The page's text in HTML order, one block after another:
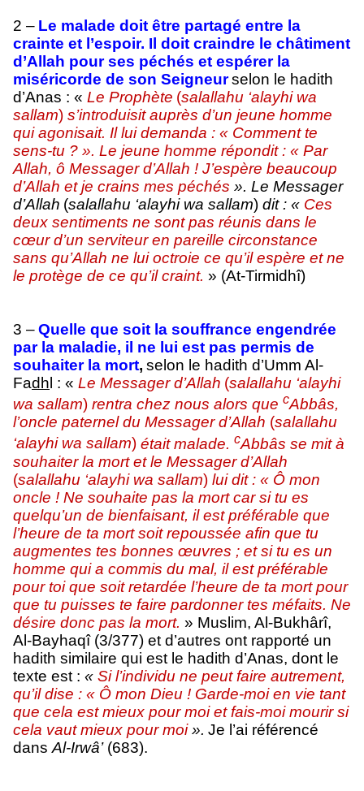
2 – Le malade doit être partagé entre la
crainte et l’espoir. Il doit craindre le châtiment
d’Allah pour ses péchés et espérer la
miséricorde de son Seigneurselon le hadith
d’Anas : « Le Prophète (salallahu ‘alayhi wa
sallam) s’introduisit auprès d’un jeune homme
qui agonisait. Il lui demanda : « Comment te
sens-tu ? ». Le jeune homme répondit : « Par
Allah, ô Messager d’Allah ! J’espère beaucoup
d’Allah et je crains mes péchés ». Le Messager
d’Allah (salallahu ‘alayhi wa sallam) dit : « Ces
deux sentiments ne sont pas réunis dans le
cœur d’un serviteur en pareille circonstance
sans qu’Allah ne lui octroie ce qu’il espère et ne
le protège de ce qu’il craint. » (At-Tirmidhî)
3 –Quelle que soit la souffrance engendrée
par la maladie, il ne lui est pas permis de
souhaiter la mort, selon le hadith d’Umm Al-
Fadh l : « Le Messager d’Allah (salallahu ‘alayhi
wa sallam) rentra chez nous alors que cAbbâs,
l’oncle paternel du Messager d’Allah (salallahu
‘alayhi wa sallam) était malade. cAbbâs se mit à
souhaiter la mort et le Messager d’Allah
(salallahu ‘alayhi wa sallam) lui dit : « Ô mon
oncle ! Ne souhaite pas la mort car si tu es
quelqu’un de bienfaisant, il est préférable que
l’heure de ta mort soit repoussée afin que tu
augmentes tes bonnes œuvres ; et si tu es un
homme qui a commis du mal, il est préférable
pour toi que soit retardée l’heure de ta mort pour
que tu puisses te faire pardonner tes méfaits. Ne
désire donc pas la mort. » Muslim, Al-Bukhârî,
Al-Bayhaqî (3/377) et d’autres ont rapporté un
hadith similaire qui est le hadith d’Anas, dont le
texte est : « Si l’individu ne peut faire autrement,
qu’il dise : « Ô mon Dieu ! Garde-moi en vie tant
que cela est mieux pour moi et fais-moi mourir si
cela vaut mieux pour moi». Je l’ai référencé
dans Al-Irwâ’(683).